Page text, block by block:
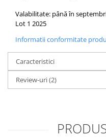
Valabilitate: până în
Lot 1 2025
Informatii conformitate
Caracteristici
Review-uri(2)